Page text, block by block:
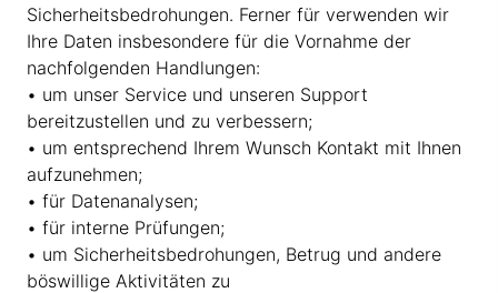
Sicherheitsbedrohungen. Ferner für verwenden wir
Ihre Daten insbesondere für die Vornahme der
nachfolgenden Handlungen:
• um unser Service und unseren Support
bereitzustellen und zu verbessern;
• um entsprechend Ihrem Wunsch Kontakt mit Ihnen
aufzunehmen;
• für Datenanalysen;
• für interne Prüfungen;
• um Sicherheitsbedrohungen, Betrug und andere
böswillige Aktivitäten zu